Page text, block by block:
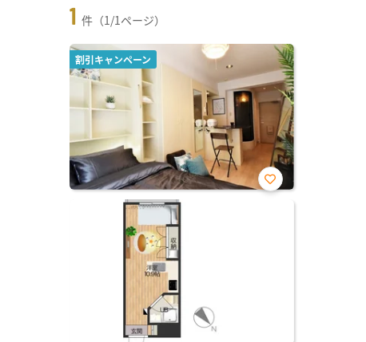
1 件（1/1ページ）
割引キャンペーン
お気